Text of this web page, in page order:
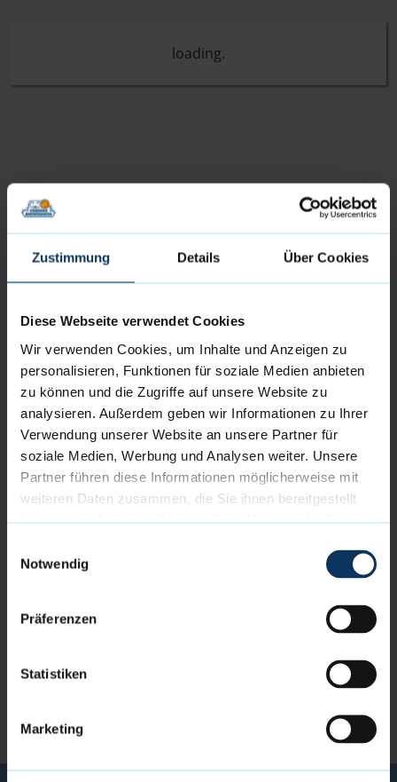
Zustimmung Details Über Cookies
Diese Webseite verwendet Cookies
Wir verwenden Cookies, um Inhalte und Anzeigen zu
personalisieren, Funktionen für soziale Medien anbieten
zu können und die Zugriffe auf unsere Website zu
analysieren. Außerdem geben wir Informationen zu Ihrer
Verwendung unserer Website an unsere Partner für
soziale Medien, Werbung und Analysen weiter. Unsere
Partner führen diese Informationen möglicherweise mit
weiteren Daten zusammen, die Sie ihnen bereitgestellt
Notwendig
Präferenzen
Statistiken
Marketing